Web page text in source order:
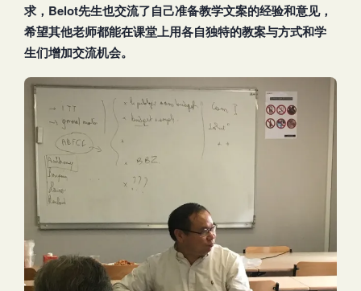
求，Belot先生也交流了自己准备教学文案的经验和意见，
希望其他老师都能在课堂上用各自独特的教案与方式和学
生们增加交流机会。